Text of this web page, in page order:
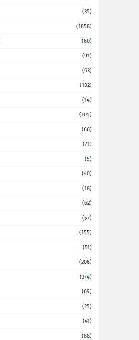
(35)
(1858)
(60)
(91)
(63)
(102)
(14)
(105)
(66)
(71)
(5)
(40)
(18)
(62)
(57)
(155)
(51)
(206)
(374)
(69)
(25)
(41)
(88)